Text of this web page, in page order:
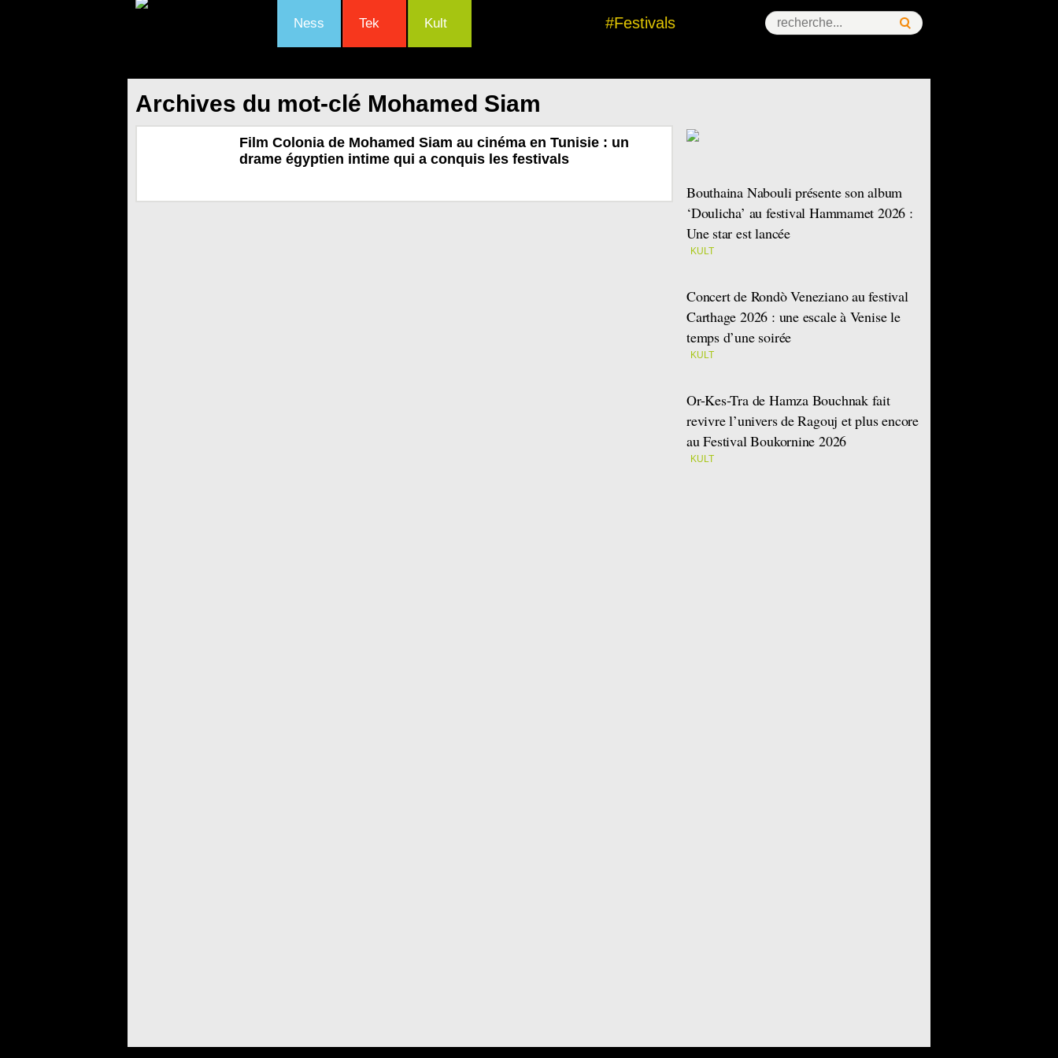
Ness Tek Kult #Festivals
Archives du mot-clé Mohamed Siam
Film Colonia de Mohamed Siam au cinéma en Tunisie : un
drame égyptien intime qui a conquis les festivals
Bouthaina Nabouli présente son album
‘Doulicha’ au festival Hammamet 2026 :
Une star est lancée
KULT
Concert de Rondò Veneziano au festival
Carthage 2026 : une escale à Venise le
temps d’une soirée
KULT
Or-Kes-Tra de Hamza Bouchnak fait
revivre l’univers de Ragouj et plus encore
au Festival Boukornine 2026
KULT